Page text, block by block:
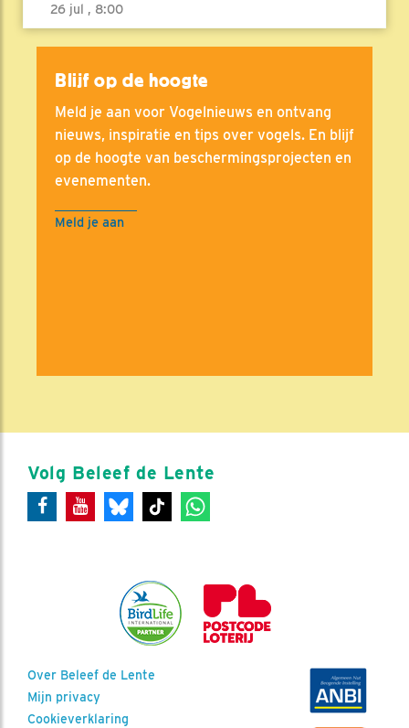
26 jul , 8:00
Blijf op de hoogte
Meld je aan voor Vogelnieuws en ontvang
nieuws, inspiratie en tips over vogels. En blijf
op de hoogte van beschermingsprojecten en
evenementen.
Meld je aan
Volg Beleef de Lente
Over Beleef de Lente
Mijn privacy
Cookieverklaring